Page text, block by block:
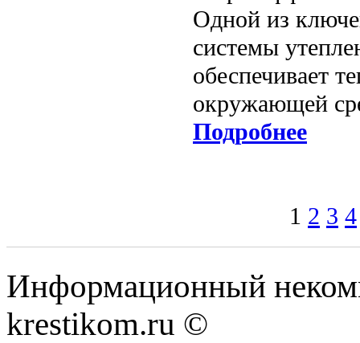
Одной из
системы
обеспечивает
окружающей
Подробнее
1 2 3 4
Информационный
krestikom.ru ©